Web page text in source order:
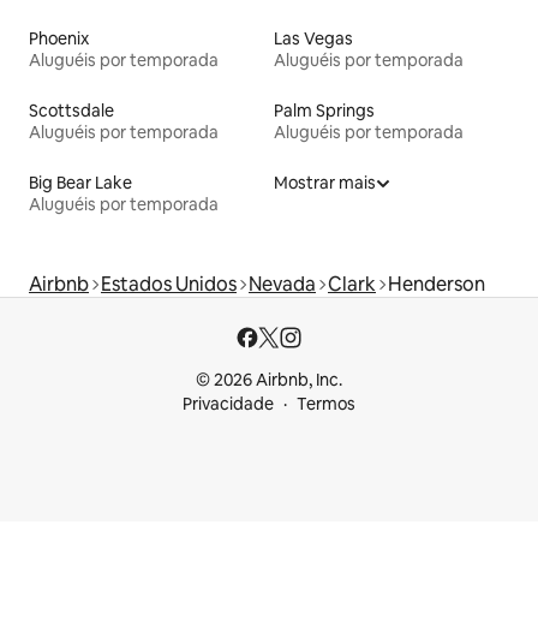
Phoenix
Aluguéis por temporada
Las Vegas
Aluguéis por temporada
Scottsdale
Aluguéis por temporada
Palm Springs
Aluguéis por temporada
Big Bear Lake
Aluguéis por temporada
Mostrar mais
Airbnb Estados Unidos Nevada Clark Henderson
© 2026 Airbnb, Inc.
Privacidade
Termos